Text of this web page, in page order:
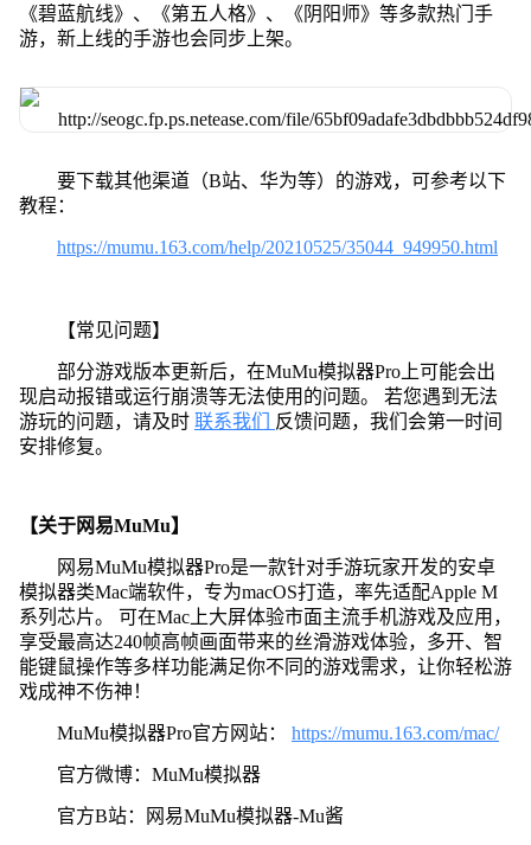
《碧蓝航线》、《第五人格》、《阴阳师》等多款热门手
游，新上线的手游也会同步上架。
要下载其他渠道（B站、华为等）的游戏，可参考以下
教程：
https://mumu.163.com/help/20210525/35044_949950.html
【常见问题】
部分游戏版本更新后，在MuMu模拟器Pro上可能会出
现启动报错或运行崩溃等无法使用的问题。 若您遇到无法
游玩的问题，请及时 联系我们
反馈问题，我们会第一时间
安排修复。
【关于网易MuMu】
网易MuMu模拟器Pro是一款针对手游玩家开发的安卓
模拟器类Mac端软件，专为macOS打造，率先适配Apple M
系列芯片。 可在Mac上大屏体验市面主流手机游戏及应用，
享受最高达240帧高帧画面带来的丝滑游戏体验，多开、智
能键鼠操作等多样功能满足你不同的游戏需求，让你轻松游
戏成神不伤神！
MuMu模拟器Pro官方网站： https://mumu.163.com/mac/
官方微博：MuMu模拟器
官方B站：网易MuMu模拟器-Mu酱